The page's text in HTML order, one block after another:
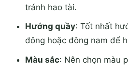
tránh hao tài.
Hướng quầy: Tốt nhất
đông hoặc đông nam để
Màu sắc: Nên chọn màu